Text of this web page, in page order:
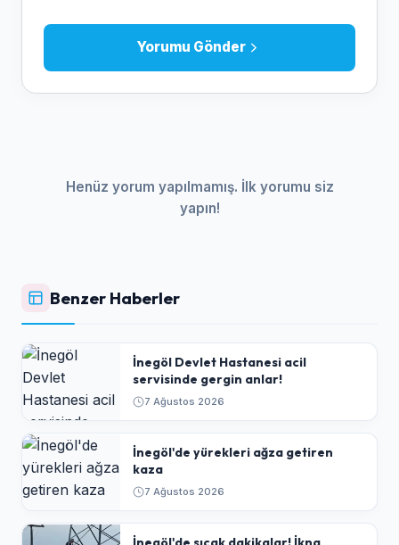
Yorumu Gönder
Henüz yorum yapılmamış. İlk yorumu siz
yapın!
Benzer Haberler
İnegöl Devlet Hastanesi acil
servisinde gergin anlar!
7 Ağustos 2026
İnegöl'de yürekleri ağza getiren
kaza
7 Ağustos 2026